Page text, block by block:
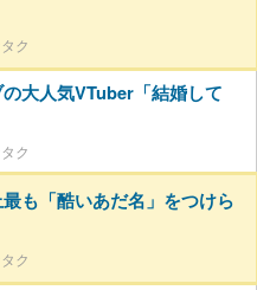
ク
の大人気VTuber「結婚して
ク
最も「酷いあだ名」をつけら
ク